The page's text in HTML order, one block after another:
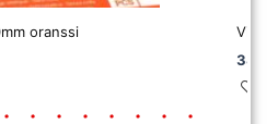
oranssi